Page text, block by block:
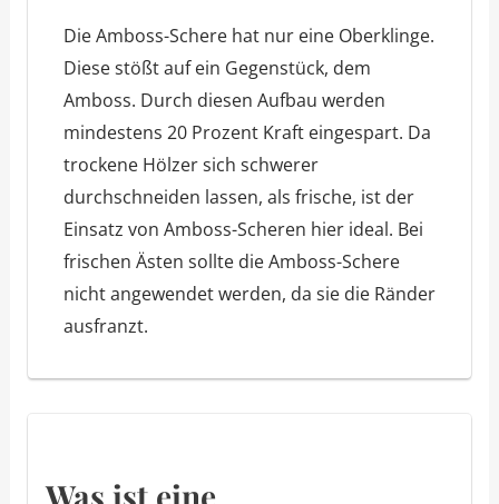
Die Amboss-Schere hat nur eine Oberklinge.
Diese stößt auf ein Gegenstück, dem
Amboss. Durch diesen Aufbau werden
mindestens 20 Prozent Kraft eingespart. Da
trockene Hölzer sich schwerer
durchschneiden lassen, als frische, ist der
Einsatz von Amboss-Scheren hier ideal. Bei
frischen Ästen sollte die Amboss-Schere
nicht angewendet werden, da sie die Ränder
ausfranzt.